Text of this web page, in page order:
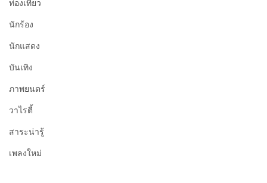
ท่องเที่ยว
นักร้อง
นักแสดง
บันเทิง
ภาพยนตร์
วาไรตี้
สาระน่ารู้
เพลงใหม่